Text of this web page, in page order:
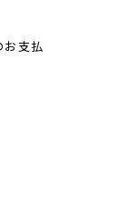
お支払